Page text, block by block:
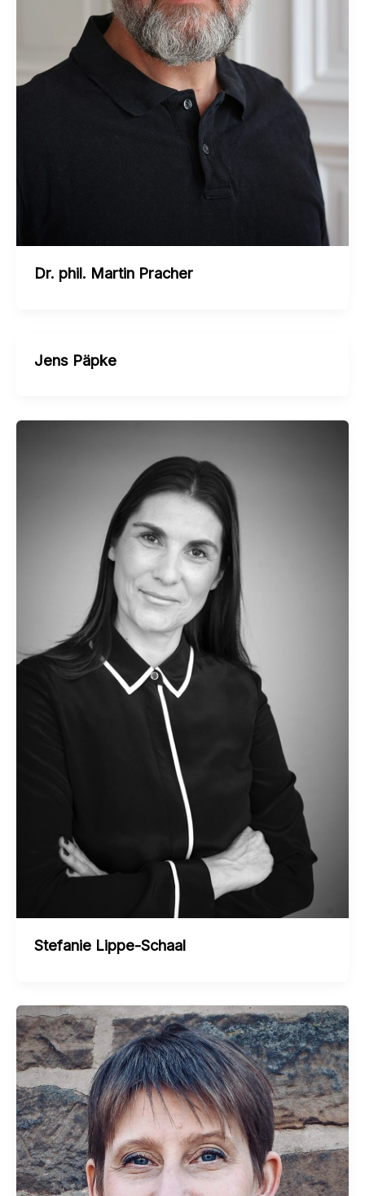
Dr. phil. Martin Pracher
Jens Päpke
Stefanie Lippe-Schaal